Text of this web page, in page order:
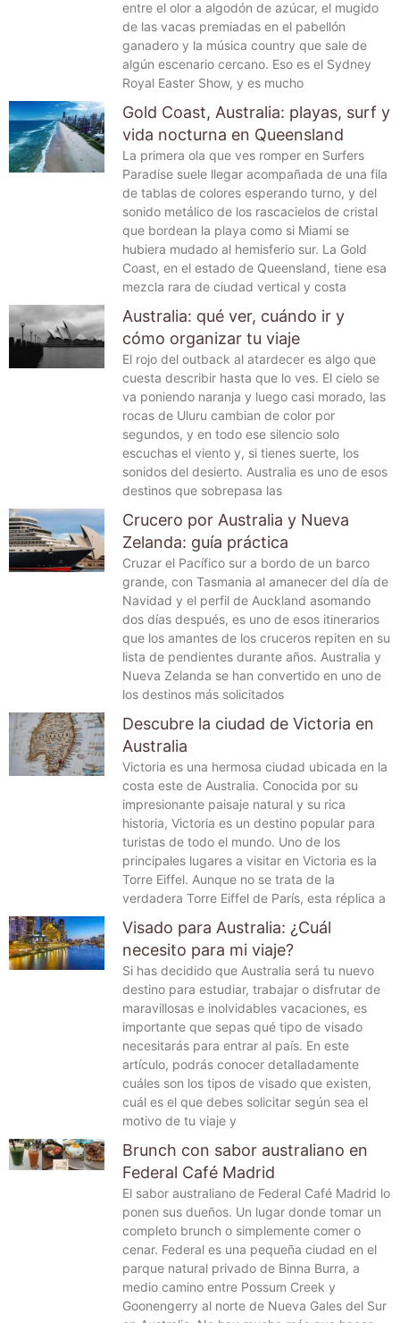
entre el olor a algodón de azúcar, el mugido
de las vacas premiadas en el pabellón
ganadero y la música country que sale de
algún escenario cercano. Eso es el Sydney
Royal Easter Show, y es mucho
Gold Coast, Australia: playas, surf y
vida nocturna en Queensland
La primera ola que ves romper en Surfers
Paradise suele llegar acompañada de una fila
de tablas de colores esperando turno, y del
sonido metálico de los rascacielos de cristal
que bordean la playa como si Miami se
hubiera mudado al hemisferio sur. La Gold
Coast, en el estado de Queensland, tiene esa
mezcla rara de ciudad vertical y costa
Australia: qué ver, cuándo ir y
cómo organizar tu viaje
El rojo del outback al atardecer es algo que
cuesta describir hasta que lo ves. El cielo se
va poniendo naranja y luego casi morado, las
rocas de Uluru cambian de color por
segundos, y en todo ese silencio solo
escuchas el viento y, si tienes suerte, los
sonidos del desierto. Australia es uno de esos
destinos que sobrepasa las
Crucero por Australia y Nueva
Zelanda: guía práctica
Cruzar el Pacífico sur a bordo de un barco
grande, con Tasmania al amanecer del día de
Navidad y el perfil de Auckland asomando
dos días después, es uno de esos itinerarios
que los amantes de los cruceros repiten en su
lista de pendientes durante años. Australia y
Nueva Zelanda se han convertido en uno de
los destinos más solicitados
Descubre la ciudad de Victoria en
Australia
Victoria es una hermosa ciudad ubicada en la
costa este de Australia. Conocida por su
impresionante paisaje natural y su rica
historia, Victoria es un destino popular para
turistas de todo el mundo. Uno de los
principales lugares a visitar en Victoria es la
Torre Eiffel. Aunque no se trata de la
verdadera Torre Eiffel de París, esta réplica a
Visado para Australia: ¿Cuál
necesito para mi viaje?
Si has decidido que Australia será tu nuevo
destino para estudiar, trabajar o disfrutar de
maravillosas e inolvidables vacaciones, es
importante que sepas qué tipo de visado
necesitarás para entrar al país. En este
artículo, podrás conocer detalladamente
cuáles son los tipos de visado que existen,
cuál es el que debes solicitar según sea el
motivo de tu viaje y
Brunch con sabor australiano en
Federal Café Madrid
El sabor australiano de Federal Café Madrid lo
ponen sus dueños. Un lugar donde tomar un
completo brunch o simplemente comer o
cenar. Federal es una pequeña ciudad en el
parque natural privado de Binna Burra, a
medio camino entre Possum Creek y
Goonengerry al norte de Nueva Gales del Sur